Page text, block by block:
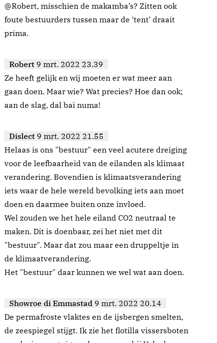
@Robert, misschien de makamba’s? Zitten ook
foute bestuurders tussen maar de ‘tent’ draait
prima.
Robert 9 mrt. 2022 23.39
Ze heeft gelijk en wij moeten er wat meer aan
gaan doen. Maar wie? Wat precies? Hoe dan ook;
aan de slag, dal bai numa!
Dislect 9 mrt. 2022 21.55
Helaas is ons "bestuur" een veel acutere dreiging
voor de leefbaarheid van de eilanden als klimaat
verandering. Bovendien is klimaatsverandering
iets waar de hele wereld bevolking iets aan moet
doen en daarmee buiten onze invloed.
Wel zouden we het hele eiland CO2 neutraal te
maken. Dit is doenbaar, zei het niet met dit
"bestuur". Maar dat zou maar een druppeltje in
de klimaatverandering.
Het "bestuur" daar kunnen we wel wat aan doen.
Showroe di Emmastad 9 mrt. 2022 20.14
De permafroste vlaktes en de ijsbergen smelten,
de zeespiegel stijgt. Ik zie het flotilla vissersboten